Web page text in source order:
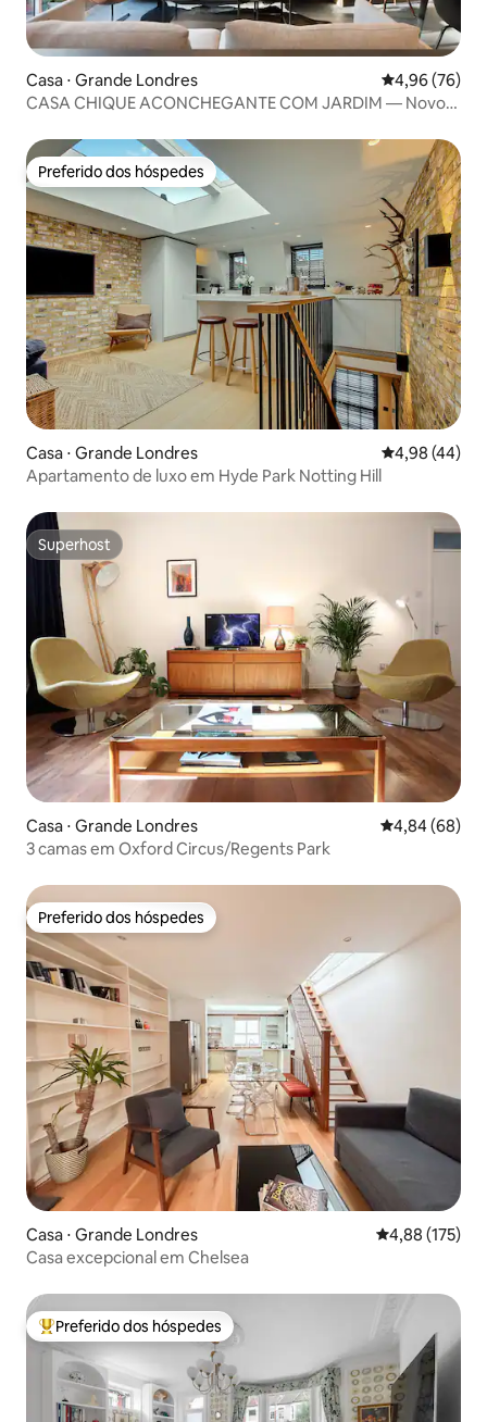
Casa ⋅ Grande Londres 4,96 de uma
4,96 (76)
CASA CHIQUE ACONCHEGANTE COM JARDIM — Novo
Preferido dos hóspedes
Preferido dos hóspedes
Casa ⋅ Grande Londres 4,98 de uma
4,98 (44)
Apartamento de luxo em Hyde Park Notting Hill
Superhost
Superhost
Casa ⋅ Grande Londres 4,84 de uma
4,84 (68)
3 camas em Oxford Circus/Regents Park
Preferido dos hóspedes
Preferido dos hóspedes
Casa ⋅ Grande Londres 4,88 de uma
4,88 (175)
Casa excepcional em Chelsea
Entre os melhores preferidos dos hóspedes
Preferido dos hóspedes